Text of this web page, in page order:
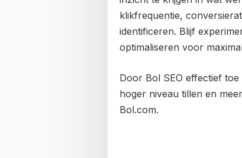
klikfrequentie,
identificeren. Blijf
optimaliseren voor
Door Bol SEO effectief
hoger niveau tillen en
Bol.com.